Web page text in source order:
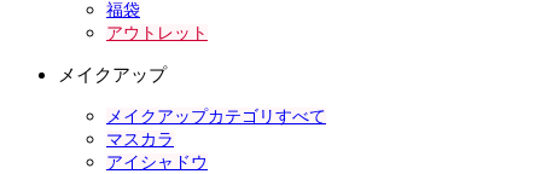
福袋
アウトレット
メイクアップ
メイクアップカテゴリすべて
マスカラ
アイシャドウ